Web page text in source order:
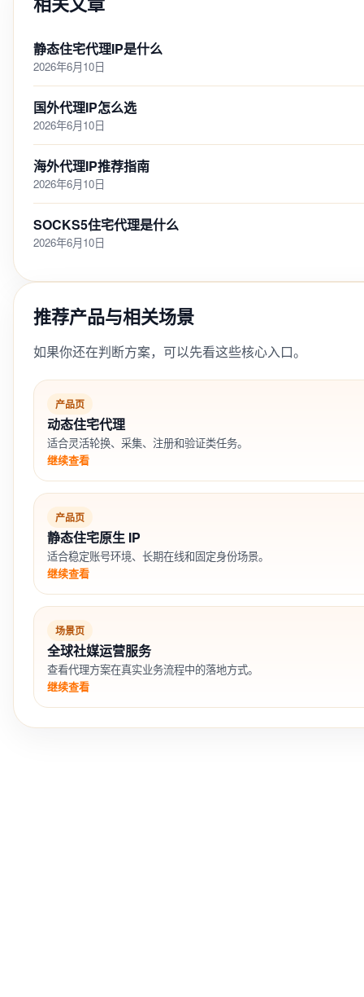
静态住宅代理IP是什么
2026年6月10日
国外代理IP怎么选
2026年6月10日
海外代理IP推荐指南
2026年6月10日
SOCKS5住宅代理是什么
2026年6月10日
推荐产品与相关场景
如果你还在判断方案，可以先看这些核心入口。
产品页
动态住宅代理
适合灵活轮换、采集、注册和验证类任务。
继续查看
产品页
静态住宅原生 IP
适合稳定账号环境、长期在线和固定身份场景。
继续查看
场景页
全球社媒运营服务
查看代理方案在真实业务流程中的落地方式。
继续查看